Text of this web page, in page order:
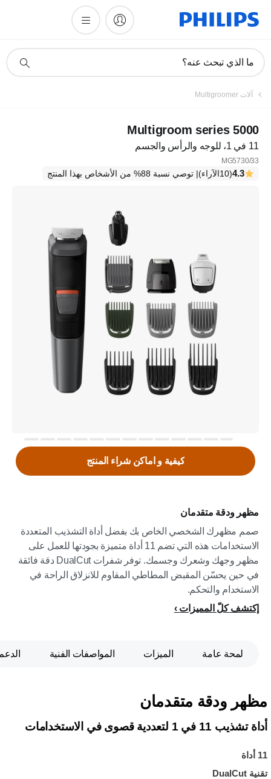
دعم
ما الذي تبحث عنه؟
آلات Multigroomer
Multigroom series 5000
11 في 1، للوجه والرأس والجسم
MG5730/33
4.3(10الآراء) | توصي نسبة 88% من الأشخاص بهذا المنتج
مظهر ودقة متقدمان
صمم مظهرك الشخصي الخاص بك بفضل أداة التشذيب المتعددة
الاستخدامات هذه التي تضم 11 أداة متميزة بجودتها للعمل على
مظهر وجهك وشعرك وجسمك. توفر شفرات DualCut دقة فائقة
في حين يحسّن المقبض المطاطي المقاوم للانزلاق الراحة في
الاستخدام والتحكم.
إكتشف كلّ المميزات
كيفية و اماكن شراء المنتج
لمحة عامة الميزات المواصفات الفنية
مظهر ودقة متقدمان
أداة تشذيب 11 في 1 لتعددية قصوى في الاستخدامات
11 أداة
تقنية DualCut